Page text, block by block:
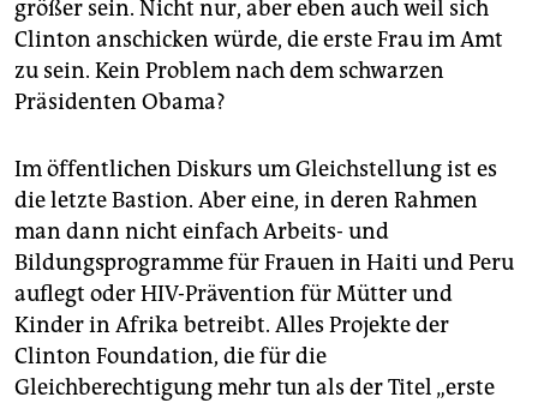
größer sein. Nicht nur, aber eben auch weil sich
Clinton anschicken würde, die erste Frau im Amt
zu sein. Kein Problem nach dem schwarzen
Präsidenten Obama?
Im öffentlichen Diskurs um Gleichstellung ist es
die letzte Bastion. Aber eine, in deren Rahmen
man dann nicht einfach Arbeits- und
Bildungsprogramme für Frauen in Haiti und Peru
auflegt oder HIV-Prävention für Mütter und
Kinder in Afrika betreibt. Alles Projekte der
Clinton Foundation, die für die
Gleichberechtigung mehr tun als der Titel „erste